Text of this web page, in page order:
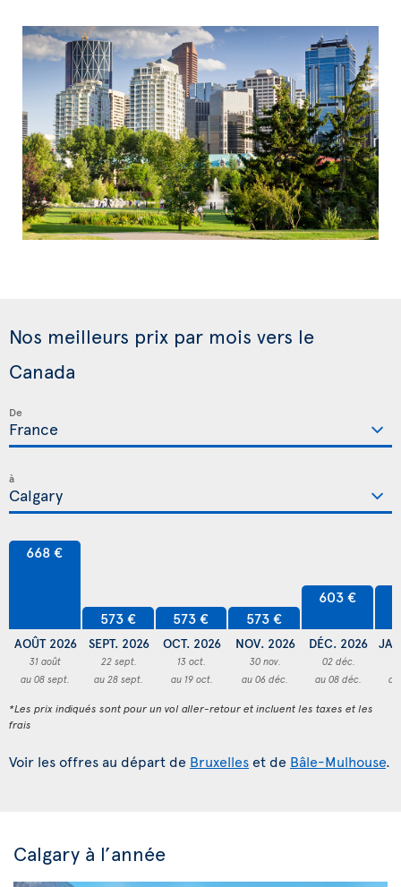
Nos meilleurs prix par mois vers le
Canada
De
à
668 €
AOÛT 2026
31 août
au 08 sept.
573 €
SEPT. 2026
22 sept.
au 28 sept.
573 €
OCT. 2026
13 oct.
au 19 oct.
573 €
NOV. 2026
30 nov.
au 06 déc.
603 €
DÉC. 2026
02 déc.
au 08 déc.
*Les prix indiqués sont pour un vol aller-retour et incluent les taxes et les
frais
Voir les offres au départ de Bruxelles et de Bâle-Mulhouse.
Calgary à l’année